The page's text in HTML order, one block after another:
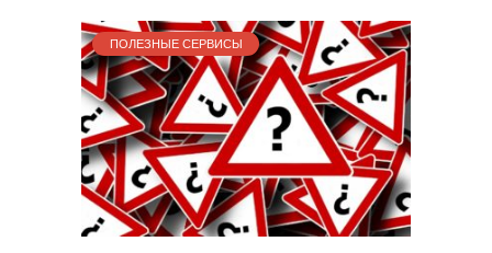
ПОЛЕЗНЫЕ СЕРВИСЫ